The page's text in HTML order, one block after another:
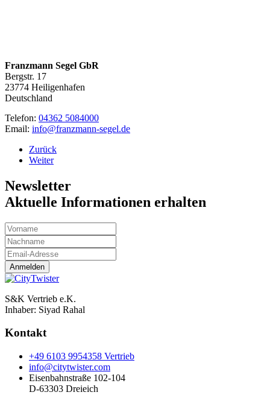
Franzmann Segel GbR
Bergstr. 17
23774 Heiligenhafen
Deutschland
Telefon: 04362 5084000
Email: info@franzmann-segel.de
Zurück
Weiter
Newsletter
Aktuelle Informationen erhalten
Anmelden
S&K Vertrieb e.K.
Inhaber: Siyad Rahal
Kontakt
+49 6103 9954358 Vertrieb
info@citytwister.com
Eisenbahnstraße 102-104
D-63303 Dreieich